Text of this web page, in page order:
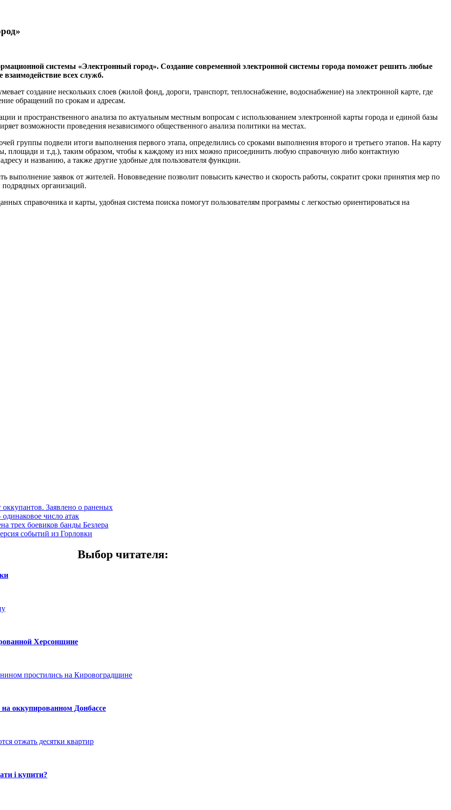
системы «Электронный город». Создание современной электронной системы города поможет решить любые
взаимодействие всех служб.
создание нескольких слоев (жилой фонд, дороги, транспорт, теплоснабжение, водоснабжение) на электронной карте, где
обращений по срокам и адресам.
и пространственного анализа по актуальным местным вопросам с использованием электронной карты города и единой базы
возможности проведения независимого общественного анализа политики на местах.
группы подвели итоги выполнения первого этапа, определились со сроками выполнения второго и третьего этапов. На карту
площади и т.д.), таким образом, чтобы к каждому из них можно присоединить любую справочную либо контактную
и названию, а также другие удобные для пользователя функции.
выполнение заявок от жителей. Нововведение позволит повысить качество и скорость работы, сократит сроки принятия мер по
подрядных организаций.
справочника и карты, удобная система поиска помогут пользователям программы с легкостью ориентироваться на
Заявлено о раненых
число атак
трех боевиков банды Безлера
событий из Горловки
Выбор читателя:
Херсонщине
простились на Кировоградщине
оккупированном Донбассе
отжать десятки квартир
і купити?